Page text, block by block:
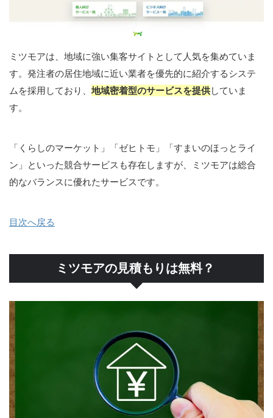
ミツモアは、地域に強い集客サイトとして人気を集めていま
す。発注者の居住地域に近い業者を優先的に紹介するシステ
ムを採用しており、 地域密着型のサービスを提供していま
す。
「くらしのマーケット」「ゼヒトモ」「すまいのほっとライ
ン」といった競合サービスも存在しますが、ミツモアは総合
的なバランスに優れたサービスです。
目次へ戻る
ミツモアの見積もりは無料？